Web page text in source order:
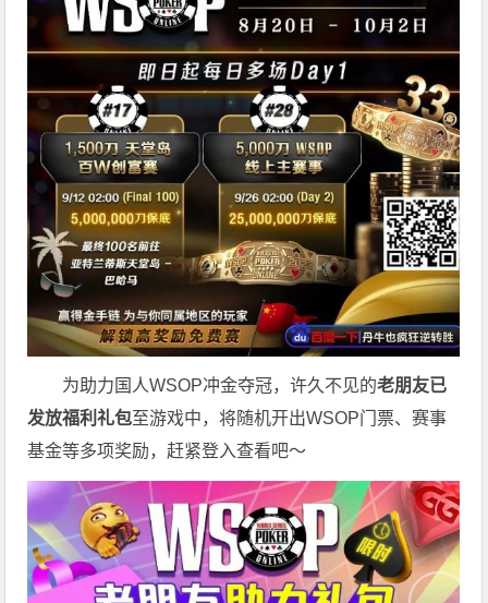
为助力国人WSOP冲金夺冠，许久不见的老朋友已
发放福利礼包至游戏中，将随机开出WSOP门票、赛事
基金等多项奖励，赶紧登入查看吧～